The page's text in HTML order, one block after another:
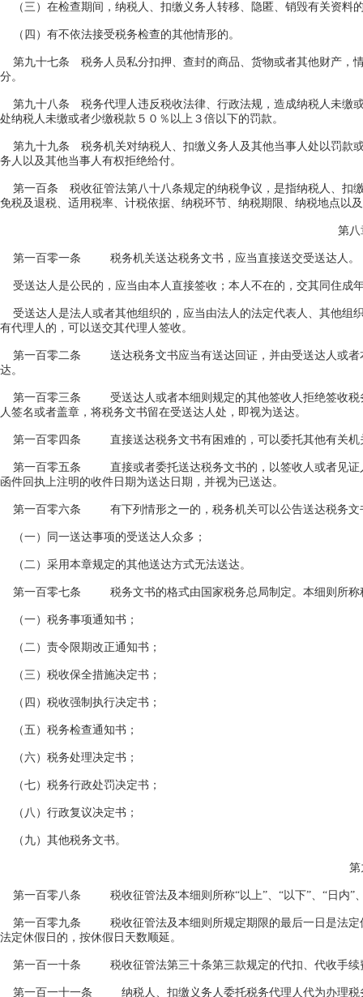
（三）在检查期间，纳税人、扣缴义务人转移、隐匿、销毁有关资料
（四）有不依法接受税务检查的其他情形的。
第九十七条 税务人员私分扣押、查封的商品、货物或者其他财产，
分。
第九十八条 税务代理人违反税收法律、行政法规，造成纳税人未缴
处纳税人未缴或者少缴税款５０％以上３倍以下的罚款。
第九十九条 税务机关对纳税人、扣缴义务人及其他当事人处以罚款
务人以及其他当事人有权拒绝给付。
第一百条 税收征管法第八十八条规定的纳税争议，是指纳税人、扣
免税及退税、适用税率、计税依据、纳税环节、纳税期限、纳税地点以
第八
第一百零一条 税务机关送达税务文书，应当直接送交受送达人。
受送达人是公民的，应当由本人直接签收；本人不在的，交其同住成
受送达人是法人或者其他组织的，应当由法人的法定代表人、其他组
有代理人的，可以送交其代理人签收。
第一百零二条 送达税务文书应当有送达回证，并由受送达人或者
达。
第一百零三条 受送达人或者本细则规定的其他签收人拒绝签收税
人签名或者盖章，将税务文书留在受送达人处，即视为送达。
第一百零四条 直接送达税务文书有困难的，可以委托其他有关机
第一百零五条 直接或者委托送达税务文书的，以签收人或者见证
函件回执上注明的收件日期为送达日期，并视为已送达。
第一百零六条 有下列情形之一的，税务机关可以公告送达税务文
（一）同一送达事项的受送达人众多；
（二）采用本章规定的其他送达方式无法送达。
第一百零七条 税务文书的格式由国家税务总局制定。本细则所称
（一）税务事项通知书；
（二）责令限期改正通知书；
（三）税收保全措施决定书；
（四）税收强制执行决定书；
（五）税务检查通知书；
（六）税务处理决定书；
（七）税务行政处罚决定书；
（八）行政复议决定书；
（九）其他税务文书。
第
第一百零八条 税收征管法及本细则所称“以上”、“以下”、“日内”、
第一百零九条 税收征管法及本细则所规定期限的最后一日是法定
法定休假日的，按休假日天数顺延。
第一百一十条 税收征管法第三十条第三款规定的代扣、代收手续
第一百一十一条 纳税人、扣缴义务人委托税务代理人代为办理税